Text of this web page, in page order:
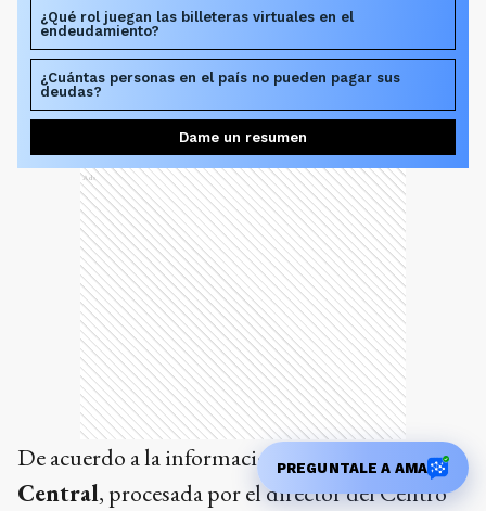
¿Qué rol juegan las billeteras virtuales en el
endeudamiento?
¿Cuántas personas en el país no pueden pagar sus
deudas?
Dame un resumen
Ads
De acuerdo a la información delBanco
Central, procesada por el director del Centro
PREGUNTALE A AMA